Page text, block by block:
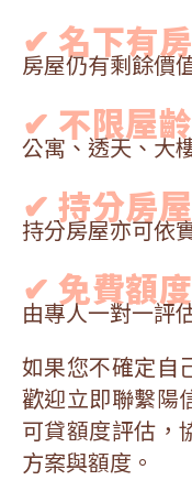
✔ 名下有
房屋仍有剩餘價
✔ 不限屋
公寓、透天、大
✔ 持分房
持分房屋亦可依
✔ 免費額
由專人一對一評
如果您不確定自
歡迎立即聯繫陽
可貸額度評估，
方案與額度。